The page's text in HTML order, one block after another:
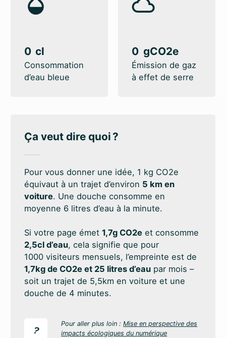
0
Consommation
d’eau bleue
0
Émission de gaz
à effet de serre
Ça veut dire quoi ?
Pour vous donner une idée, 1 kg CO2e
équivaut à un trajet d’environ 5 km en
voiture. Une douche consomme en
moyenne 6 litres d’eau à la minute.
Si votre page émet 1,7g CO2eet consomme
2,5cl d’eau, cela signifie que pour
1000 visiteurs mensuels, l’empreinte est de
1,7kg de CO2e et 25 litres d’eaupar mois –
soit un trajet de 5,5km en voiture et une
douche de 4 minutes.
?
Pour aller plus loin :Mise en perspective des
impacts écologiques du numérique